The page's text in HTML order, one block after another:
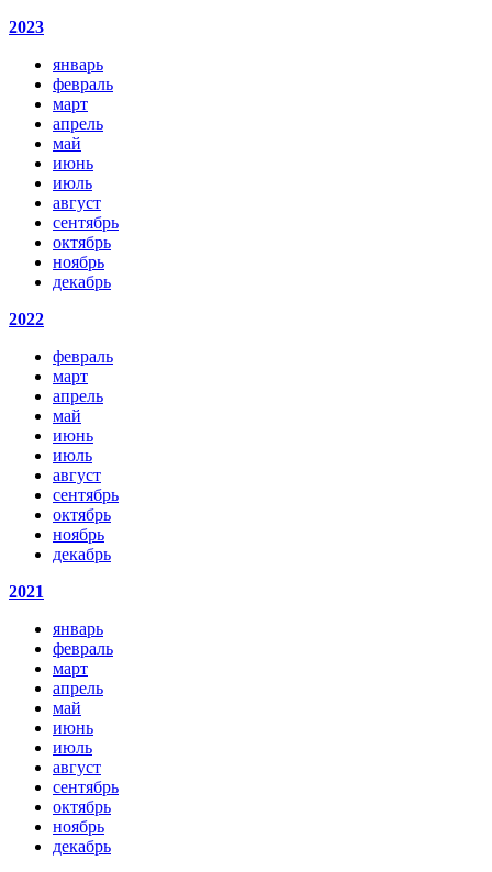
2023
январь
февраль
март
апрель
май
июнь
июль
август
сентябрь
октябрь
ноябрь
декабрь
2022
февраль
март
апрель
май
июнь
июль
август
сентябрь
октябрь
ноябрь
декабрь
2021
январь
февраль
март
апрель
май
июнь
июль
август
сентябрь
октябрь
ноябрь
декабрь